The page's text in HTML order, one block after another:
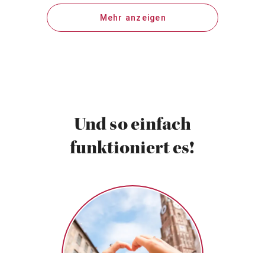
Mehr anzeigen
Und so einfach
funktioniert es!